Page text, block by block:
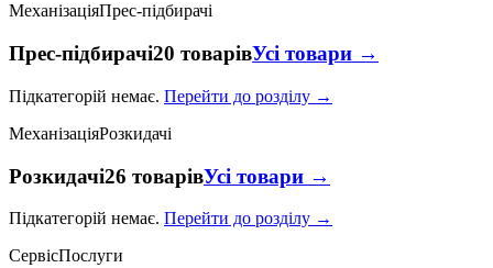
МеханізаціяПрес-підбирачі
Прес-підбирачі20 товарівУсі товари →
Підкатегорій немає. Перейти до розділу →
МеханізаціяРозкидачі
Розкидачі26 товарівУсі товари →
Підкатегорій немає. Перейти до розділу →
СервісПослуги